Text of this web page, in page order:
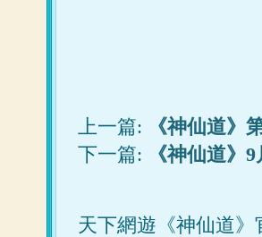
上一篇:
《神仙道》
下一篇:
《神仙道》
天下網遊《神仙道》